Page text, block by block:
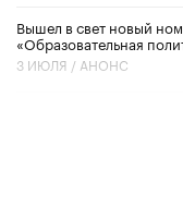
Вышел в свет новый
«Образовательная
3 ИЮЛЯ / АНОНС